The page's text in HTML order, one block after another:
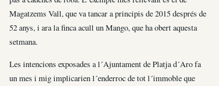
Magatzems Vall, que va tancar a principis de 2015 després de
52 anys, i ara la finca acull un Mango, que ha obert aquesta
setmana.
Les intencions exposades a l´Ajuntament de Platja d´Aro fa
un mes i mig implicarien l´enderroc de tot l´immoble que